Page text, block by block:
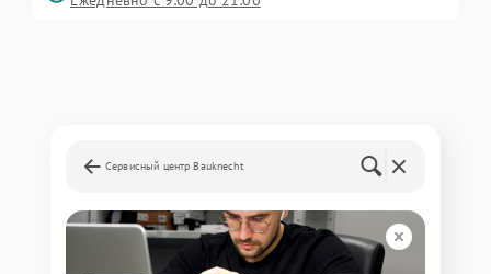
Сервисный центр Bauknecht